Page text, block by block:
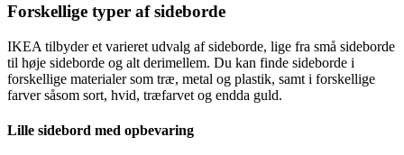
Forskellige typer af sideborde
IKEA tilbyder et varieret udvalg af sideborde, lige fra små sideborde
til høje sideborde og alt derimellem. Du kan finde sideborde i
forskellige materialer som træ, metal og plastik, samt i forskellige
farver såsom sort, hvid, træfarvet og endda guld.
Lille sidebord med opbevaring